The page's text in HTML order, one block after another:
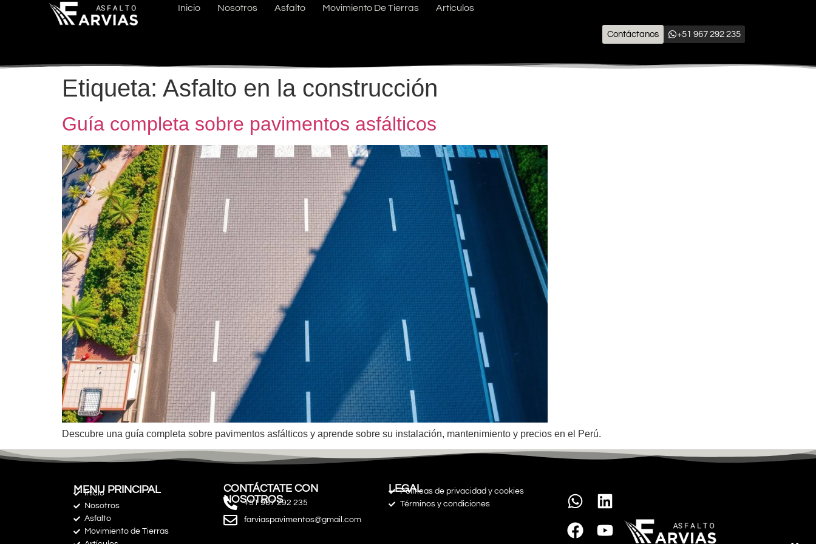
Inicio Nosotros Asfalto Movimiento De Tierras Artículos
Contáctanos +51 967 292 235
Etiqueta: Asfalto en la construcción
Guía completa sobre pavimentos asfálticos
Descubre una guía completa sobre pavimentos asfálticos y aprende sobre su instalación, mantenimiento y precios en el Perú.
MENU PRINCIPAL
Inicio
Nosotros
Asfalto
Movimiento de Tierras
CONTÁCTATE CON
NOSOTROS
+51 967 292 235
farviaspavimentos@gmail.com
Políticas de privacidad y cookies
Términos y condiciones
LEGAL